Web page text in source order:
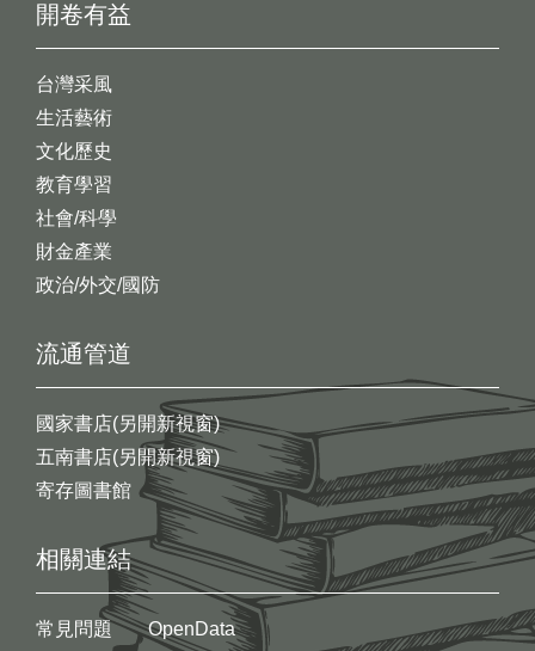
開卷有益
台灣采風
生活藝術
文化歷史
教育學習
社會/科學
財金產業
政治/外交/國防
流通管道
國家書店(另開新視窗)
五南書店(另開新視窗)
寄存圖書館
相關連結
常見問題
OpenData